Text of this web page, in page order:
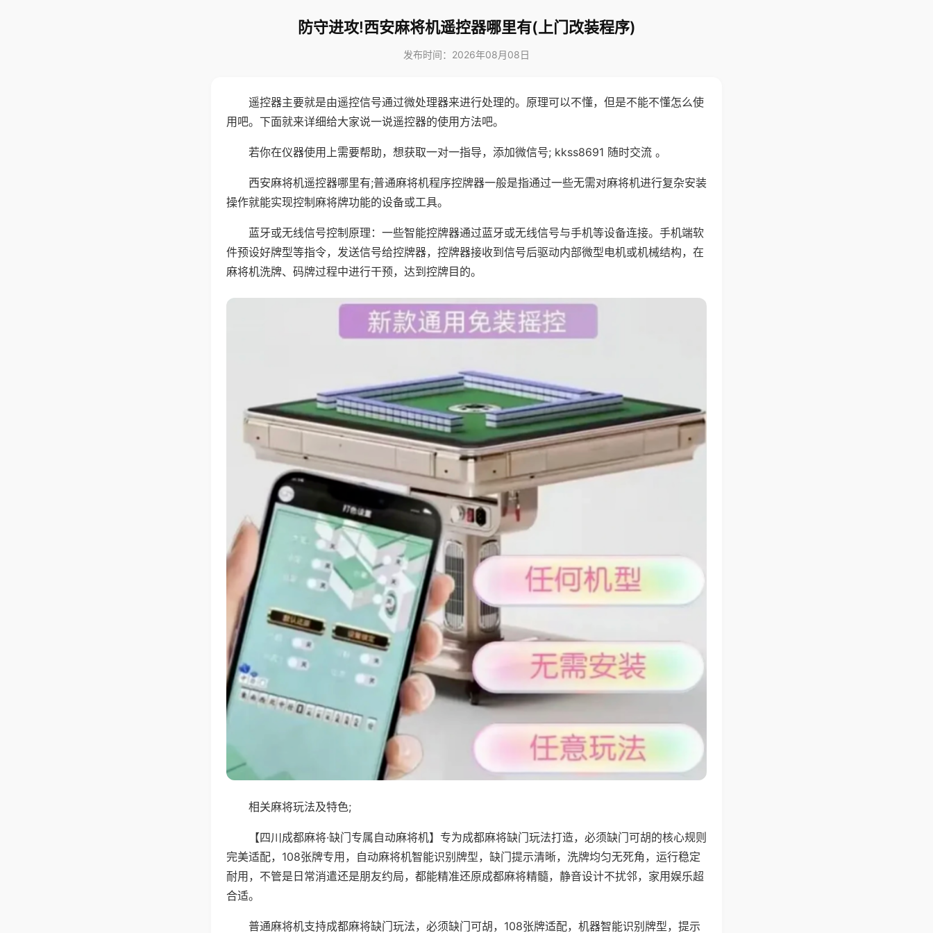
防守进攻!西安麻将机遥控器哪里有(上门改装程序)
发布时间：2026年08月08日
遥控器主要就是由遥控信号通过微处理器来进行处理的。原理可以不懂，但是不能不懂怎么使
用吧。下面就来详细给大家说一说遥控器的使用方法吧。
若你在仪器使用上需要帮助，想获取一对一指导，添加微信号; kkss8691 随时交流 。
西安麻将机遥控器哪里有;普通麻将机程序控牌器一般是指通过一些无需对麻将机进行复杂安装
操作就能实现控制麻将牌功能的设备或工具。
蓝牙或无线信号控制原理：一些智能控牌器通过蓝牙或无线信号与手机等设备连接。手机端软
件预设好牌型等指令，发送信号给控牌器，控牌器接收到信号后驱动内部微型电机或机械结构，在
麻将机洗牌、码牌过程中进行干预，达到控牌目的。
相关麻将玩法及特色;
【四川成都麻将·缺门专属自动麻将机】专为成都麻将缺门玩法打造，必须缺门可胡的核心规则
完美适配，108张牌专用，自动麻将机智能识别牌型，缺门提示清晰，洗牌均匀无死角，运行稳定
耐用，不管是日常消遣还是朋友约局，都能精准还原成都麻将精髓，静音设计不扰邻，家用娱乐超
合适。
普通麻将机支持成都麻将缺门玩法，必须缺门可胡，108张牌适配，机器智能识别牌型，提示